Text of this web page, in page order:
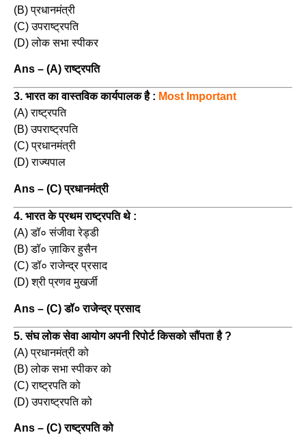
(B) प्रधानमंत्री
(C) उपराष्ट्रपति
(D) लोक सभा स्पीकर
Ans – (A) राष्ट्रपति
3. भारत का वास्तविक कार्यपालक है : Most Important
(A) राष्ट्रपति
(B) उपराष्ट्रपति
(C) प्रधानमंत्री
(D) राज्यपाल
Ans – (C) प्रधानमंत्री
4. भारत के प्रथम राष्ट्रपति थे :
(A) डॉ० संजीवा रेड्डी
(B) डॉ० ज़ाकिर हुसैन
(C) डॉ० राजेन्द्र प्रसाद
(D) श्री प्रणव मुखर्जी
Ans – (C) डॉ० राजेन्द्र प्रसाद
5. संघ लोक सेवा आयोग अपनी रिपोर्ट किसको सौंपता है ?
(A) प्रधानमंत्री को
(B) लोक सभा स्पीकर को
(C) राष्ट्रपति को
(D) उपराष्ट्रपति को
Ans – (C) राष्ट्रपति को